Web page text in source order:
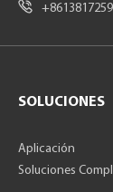
SOLUCIONES
Aplicación
Soluciones